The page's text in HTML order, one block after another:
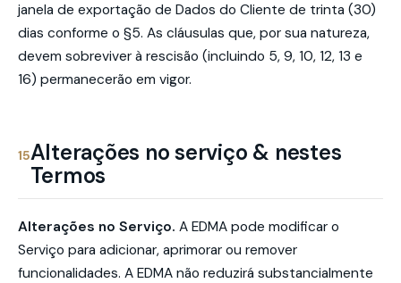
janela de exportação de Dados do Cliente de trinta (30)
dias conforme o §5. As cláusulas que, por sua natureza,
devem sobreviver à rescisão (incluindo 5, 9, 10, 12, 13 e
16) permanecerão em vigor.
15Alterações no serviço & nestes
Termos
Alterações no Serviço. A EDMA pode modificar o
Serviço para adicionar, aprimorar ou remover
funcionalidades. A EDMA não reduzirá substancialmente